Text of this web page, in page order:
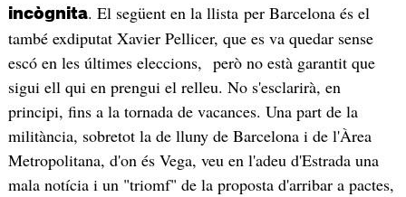
incògnita. El següent en la llista per Barcelona és el
també exdiputat Xavier Pellicer, que es va quedar sense
escó en les últimes eleccions, però no està garantit que
sigui ell qui en prengui el relleu. No s'esclarirà, en
principi, fins a la tornada de vacances. Una part de la
militància, sobretot la de lluny de Barcelona i de l'Àrea
Metropolitana, d'on és Vega, veu en l'adeu d'Estrada una
mala notícia i un "triomf" de la proposta d'arribar a pactes,